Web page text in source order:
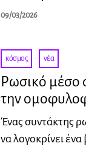
09/03/2026
κόσμος · νέα
Ρωσικό μέσο
την
Ένας συντάκτης
να λογοκρίνει